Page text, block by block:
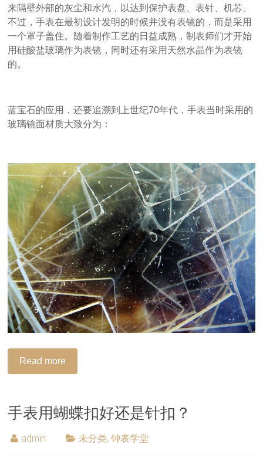
来隔壁外部的灰尘和水汽，以达到保护表盘、表针、机芯。
不过，手表在最初设计发明的时候并没有表镜的，而是采用
一个罩子盖住。随着制作工艺的日益成熟，制表师们才开始
用硅酸盐玻璃作为表镜，同时还有采用天然水晶作为表镜
的。
蓝宝石的应用，还要追溯到上世纪70年代，手表当时采用的
玻璃镜面材质大致分为：
Read more
手表用蝴蝶扣好还是针扣？
admin 未分类,钟表学堂